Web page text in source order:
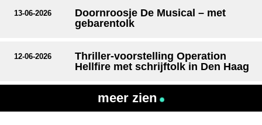
13-06-2026
Doornroosje De Musical – met
gebarentolk
12-06-2026
Thriller-voorstelling Operation
Hellfire met schrijftolk in Den Haag
meer zien